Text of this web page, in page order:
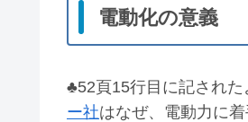
電動化の意義
♣52頁15行目に記された
ー社はなぜ、電動力に着